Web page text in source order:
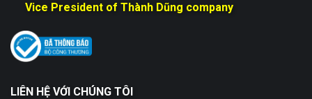
Vice President of Thành Dũng company
LIÊN HỆ VỚI CHÚNG TÔI